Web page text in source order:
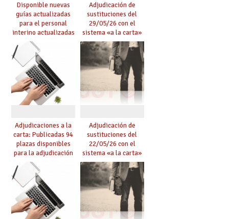
Disponible nuevas
guías actualizadas
para el personal
interino actualizadas
para el curso 26/27
Adjudicación de
sustituciones del
29/05/26 con el
sistema «a la carta»
conseguido con el
Acuerdo de Mejoras
Adjudicaciones a la
carta: Publicadas 94
plazas disponibles
para la adjudicación
de mañana y abierto
plazo de solicitudes
Adjudicación de
sustituciones del
22/05/26 con el
sistema «a la carta»
conseguido con el
Acuerdo de Mejoras